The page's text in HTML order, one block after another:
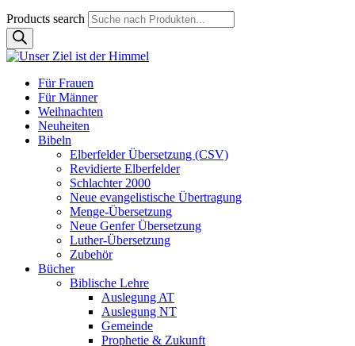
Products search
Für Frauen
Für Männer
Weihnachten
Neuheiten
Bibeln
Elberfelder Übersetzung (CSV)
Revidierte Elberfelder
Schlachter 2000
Neue evangelistische Übertragung
Menge-Übersetzung
Neue Genfer Übersetzung
Luther-Übersetzung
Zubehör
Bücher
Biblische Lehre
Auslegung AT
Auslegung NT
Gemeinde
Prophetie & Zukunft